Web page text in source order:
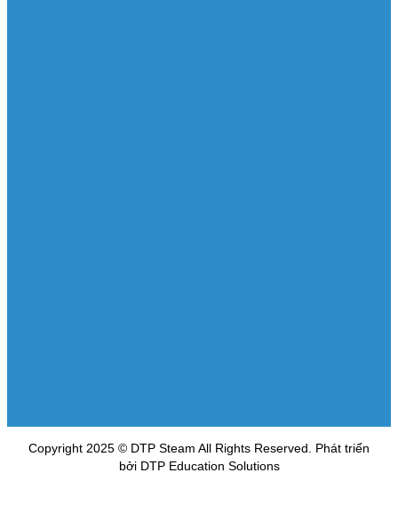
Copyright 2025 © DTP Steam All Rights Reserved. Phát triển
bởi DTP Education Solutions